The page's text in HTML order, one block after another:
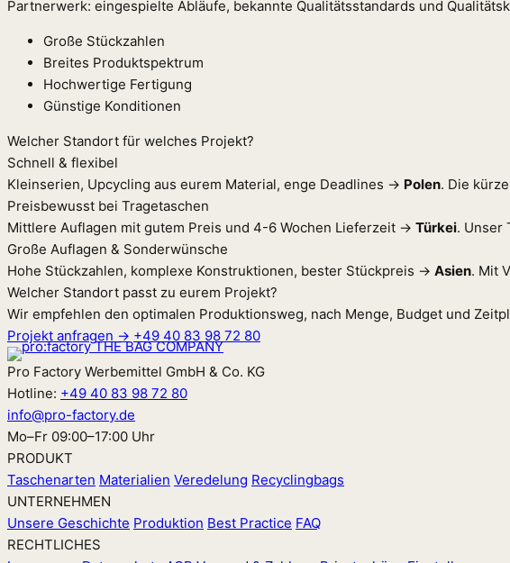
Partnerwerk: eingespielte Abläufe, bekannte Qualitätsstandards und
Große Stückzahlen
Breites Produktspektrum
Hochwertige Fertigung
Günstige Konditionen
Welcher Standort für welches Projekt?
Schnell & flexibel
Kleinserien, Upcycling aus eurem Material, enge Deadlines → Polen. Die
Preisbewusst bei Tragetaschen
Mittlere Auflagen mit gutem Preis und 4-6 Wochen Lieferzeit → Türkei. Unser
Große Auflagen & Sonderwünsche
Hohe Stückzahlen, komplexe Konstruktionen, bester Stückpreis → Asien. Mit
Welcher Standort passt zu eurem Projekt?
Wir empfehlen den optimalen Produktionsweg, nach Menge, Budget und
Projekt anfragen → +49 40 83 98 72 80
Pro Factory Werbemittel GmbH & Co. KG
Hotline: +49 40 83 98 72 80
info@pro-factory.de
Mo–Fr 09:00–17:00 Uhr
PRODUKT
Taschenarten Materialien Veredelung Recyclingbags
UNTERNEHMEN
Unsere Geschichte Produktion Best Practice FAQ
RECHTLICHES